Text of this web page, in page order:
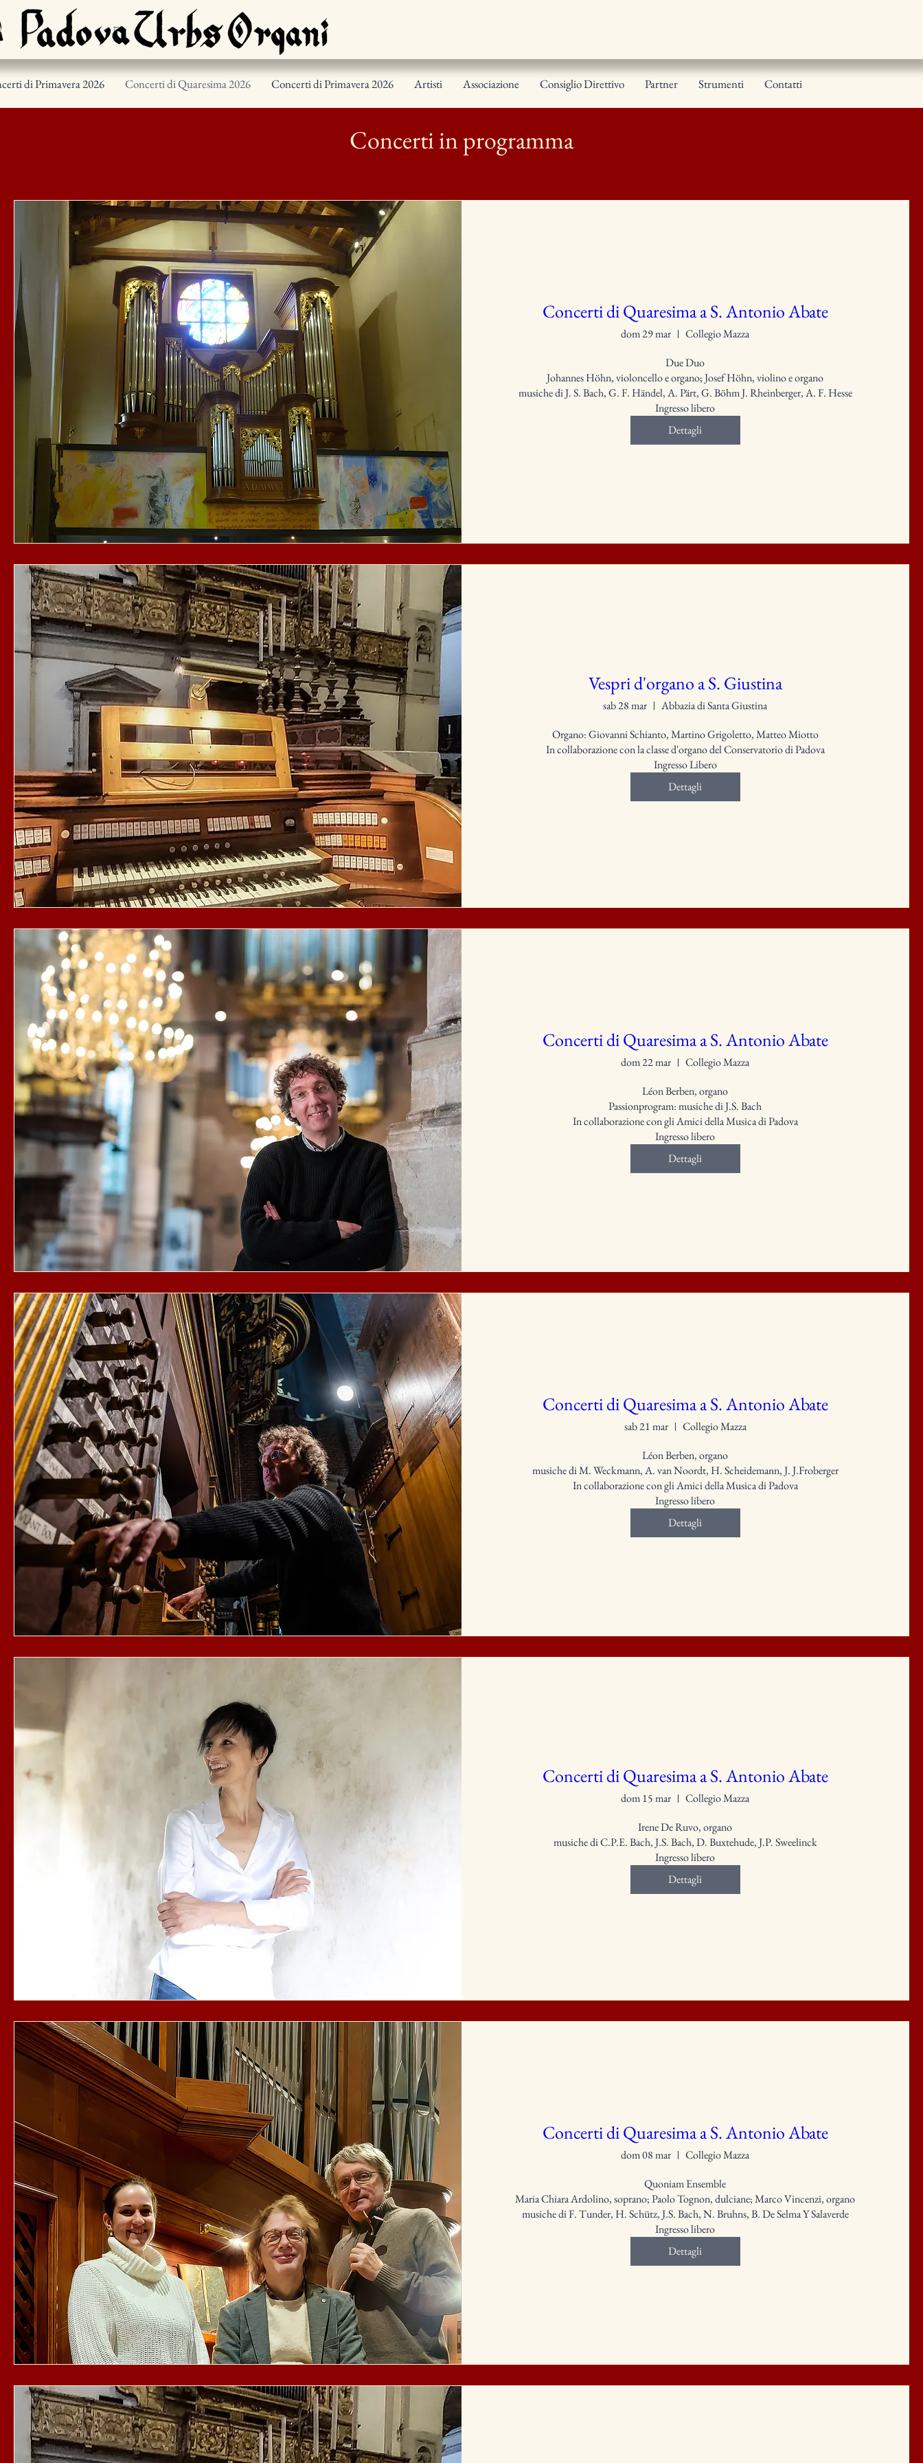
di Primavera 2026 Concerti di Quaresima 2026 Concerti di Primavera 2026 Artisti Associazione Consiglio Direttivo Partner Strumenti Contatti
Concerti in programma
Concerti di Quaresima a S. Antonio Abate
dom 29 mar
Collegio Mazza
Due Duo
Johannes Höhn, violoncello e organo; Josef Höhn, violino e organo
musiche di J. S. Bach, G. F. Händel, A. Pärt, G. Böhm J. Rheinberger, A. F. Hesse
Ingresso libero
Dettagli
Vespri d'organo a S. Giustina
sab 28 mar
Abbazia di Santa Giustina
Organo: Giovanni Schianto, Martino Grigoletto, Matteo Miotto
In collaborazione con la classe d'organo del Conservatorio di Padova
Ingresso Libero
Dettagli
Concerti di Quaresima a S. Antonio Abate
dom 22 mar
Collegio Mazza
Léon Berben, organo
Passionprogram: musiche di J.S. Bach
In collaborazione con gli Amici della Musica di Padova
Ingresso libero
Dettagli
Concerti di Quaresima a S. Antonio Abate
sab 21 mar
Collegio Mazza
Léon Berben, organo
musiche di M. Weckmann, A. van Noordt, H. Scheidemann, J. J.Froberger
In collaborazione con gli Amici della Musica di Padova
Ingresso libero
Dettagli
Concerti di Quaresima a S. Antonio Abate
dom 15 mar
Collegio Mazza
Irene De Ruvo, organo
musiche di C.P.E. Bach, J.S. Bach, D. Buxtehude, J.P. Sweelinck
Ingresso libero
Dettagli
Concerti di Quaresima a S. Antonio Abate
dom 08 mar
Collegio Mazza
Quoniam Ensemble
Maria Chiara Ardolino, soprano; Paolo Tognon, dulciane; Marco Vincenzi, organo
musiche di F. Tunder, H. Schütz, J.S. Bach, N. Bruhns, B. De Selma Y Salaverde
Ingresso libero
Dettagli